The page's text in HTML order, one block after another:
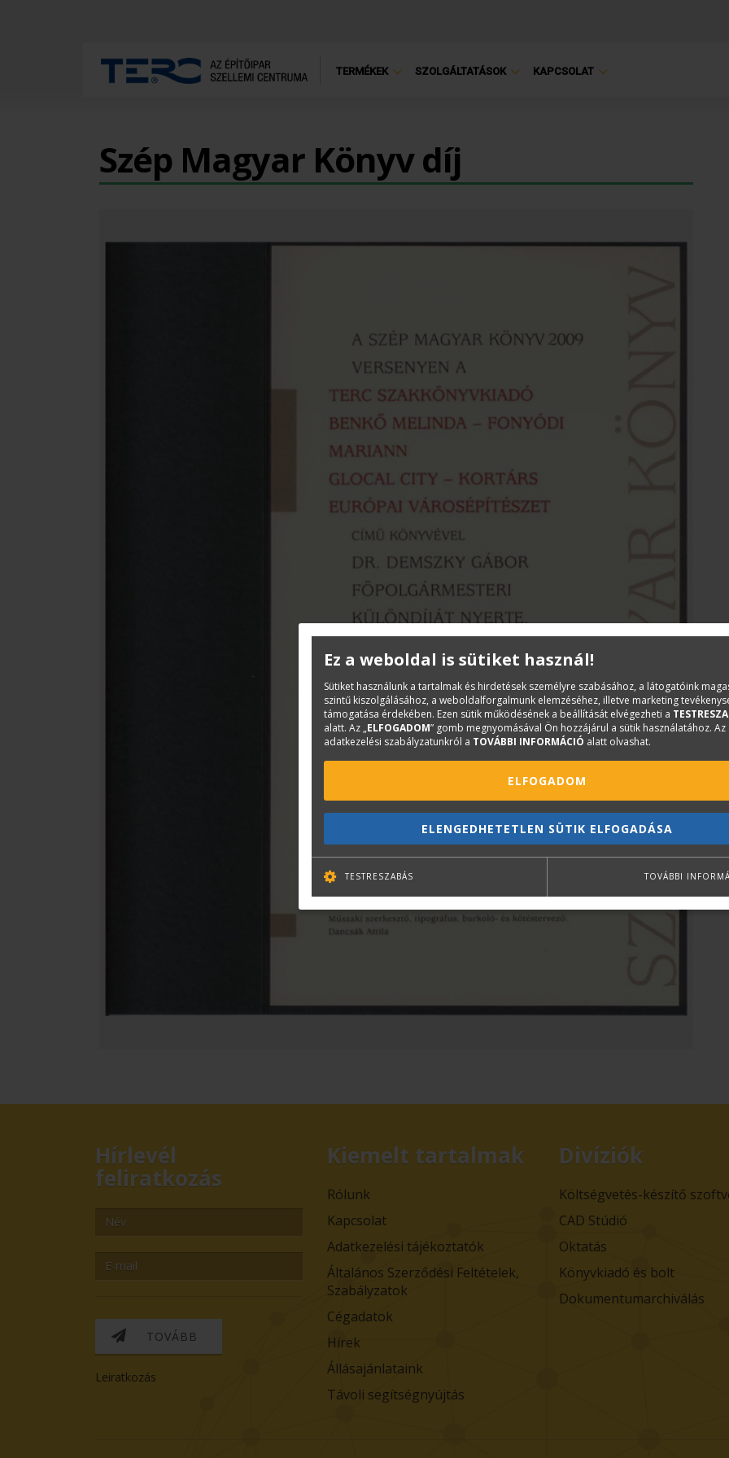
TERMÉKEK SZOLGÁLTATÁSOK KAPCSOLAT
Szép Magyar Könyv díj
Hírlevél
feliratkozás
TOVÁBB
Leiratkozás
Kiemelt tartalmak
Rólunk
Kapcsolat
Adatkezelési tájékoztatók
Általános Szerződési Feltételek,
Szabályzatok
Cégadatok
Hírek
Állásajánlataink
Távoli segítségnyújtás
Divíziók
Költségvetés-készítő
CAD Stúdió
Oktatás
Könyvkiadó és bolt
Dokumentumarchiválás
Ez a weboldal is sütiket használ!
Sütiket használunk a tartalmak és hirdetések személyre szabásához, a látogatóink
szintű kiszolgálásához, a weboldalforgalmunk elemzéséhez, illetve marketing
támogatása érdekében. Ezen sütik működésének a beállítását elvégezheti a
alatt. Az „ELFOGADOM” gomb megnyomásával Ön hozzájárul a sütik használatához. Az
adatkezelési szabályzatunkról a TOVÁBBI INFORMÁCIÓ alatt olvashat.
ELFOGADOM
ELENGEDHETETLEN SÜTIK ELFOGADÁSA
TESTRESZABÁS TOVÁBBI